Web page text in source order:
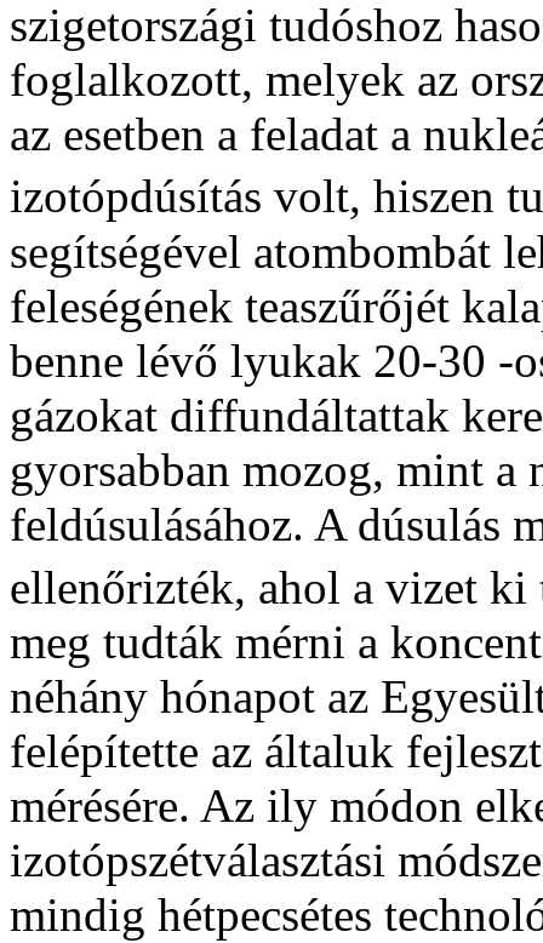
szigetországi tudóshoz
foglalkozott, melyek az
az esetben a feladat a
izotópdúsítás volt, hiszen
segítségével atombombát
feleségének teaszűrőjét
benne lévő lyukak 20-30 -
gázokat diffundáltattak
gyorsabban mozog, mint a
feldúsulásához. A dúsulás
ellenőrizték, ahol a vizet ki
meg tudták mérni a
néhány hónapot az
felépítette az általuk
mérésére. Az ily módon
izotópszétválasztási
mindig hétpecsétes